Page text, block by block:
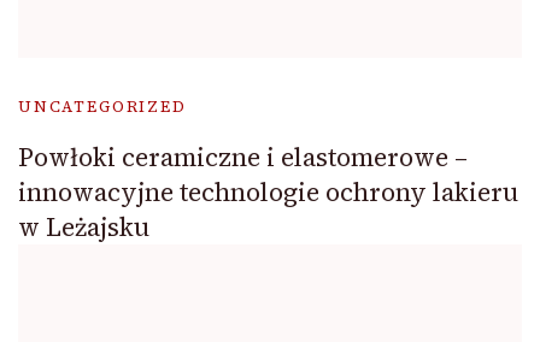
UNCATEGORIZED
Powłoki ceramiczne i elastomerowe –
innowacyjne technologie ochrony lakieru
w Leżajsku